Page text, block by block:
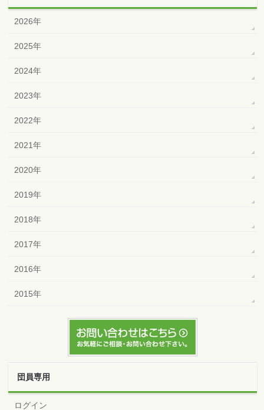
2026年
2025年
2024年
2023年
2022年
2021年
2020年
2019年
2018年
2017年
2016年
2015年
団員専用
ログイン